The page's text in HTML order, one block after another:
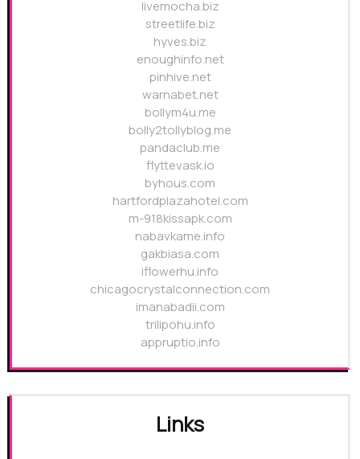
livemocha.biz
streetlife.biz
hyves.biz
enoughinfo.net
pinhive.net
warnabet.net
bollym4u.me
bolly2tollyblog.me
pandaclub.me
flyttevask.io
byhous.com
hartfordplazahotel.com
m-918kissapk.com
nabavkame.info
gakbiasa.com
iflowerhu.info
chicagocrystalconnection.com
imanabadii.com
trilipohu.info
appruptio.info
Links